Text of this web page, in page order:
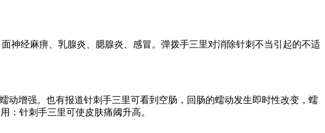
神经麻痹、乳腺炎、腮腺炎、感冒。弹拨手三里对消除针刺不当引起的不适
增强。也有报道针刺手三里可看到空肠，回肠的蠕动发生即时性改变，蠕
：针刺手三里可使皮肤痛阈升高。